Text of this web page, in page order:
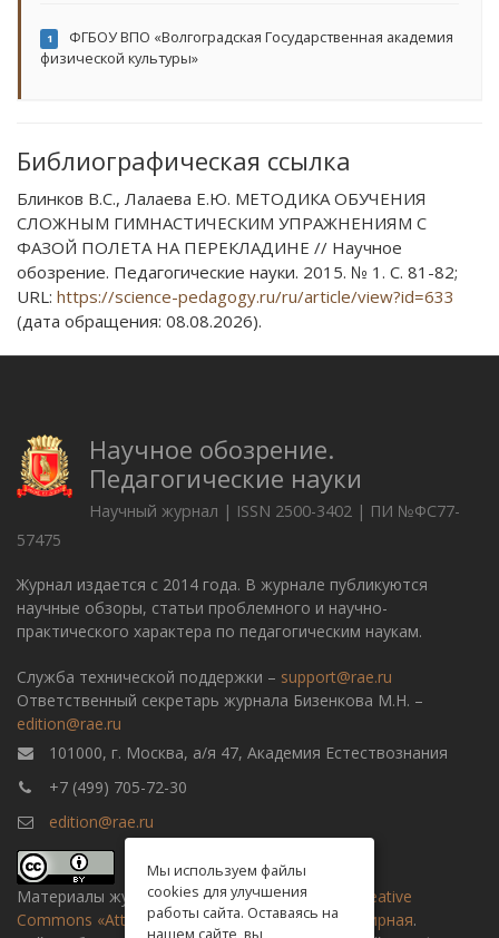
1
ФГБОУ ВПО «Волгоградская Государственная академия
физической культуры»
Библиографическая ссылка
Блинков В.С., Лалаева Е.Ю. МЕТОДИКА ОБУЧЕНИЯ
СЛОЖНЫМ ГИМНАСТИЧЕСКИМ УПРАЖНЕНИЯМ С
ФАЗОЙ ПОЛЕТА НА ПЕРЕКЛАДИНЕ // Научное
обозрение. Педагогические науки. 2015. № 1. С. 81-82;
URL: https://science-pedagogy.ru/ru/article/view?id=633
(дата обращения: 08.08.2026).
Научное обозрение.
Педагогические науки
Научный журнал | ISSN 2500-3402 | ПИ №ФС77-
57475
Журнал издается с 2014 года. В журнале публикуются
научные обзоры, статьи проблемного и научно-
практического характера по педагогическим наукам.
Служба технической поддержки – support@rae.ru
Ответственный секретарь журнала Бизенкова М.Н. –
edition@rae.ru
101000, г. Москва, а/я 47, Академия Естествознания
+7 (499) 705-72-30
edition@rae.ru
Материалы журнала доступны полицензии Creative
Commons «Attribution» («Атрибуция») 4.0 Всемирная.
Мы используем файлы
cookies для улучшения
работы сайта. Оставаясь на
нашем сайте, вы